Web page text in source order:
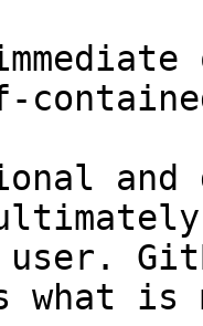
and
user.
what